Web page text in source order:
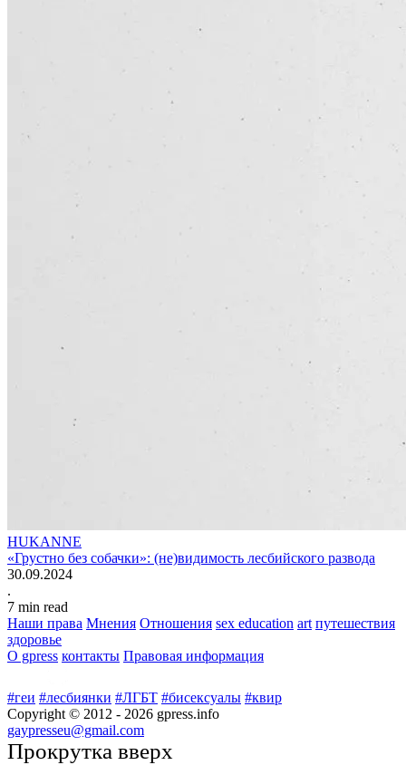
HUKANNE
«Грустно без собачки»: (не)видимость лесбийского развода
30.09.2024
.
7 min read
Наши права Мнения Отношения sex education art путешествия
здоровье
О gpress контакты Правовая информация
#геи #лесбиянки #ЛГБТ #бисексуалы #квир
Copyright © 2012 - 2026 gpress.info
gaypresseu@gmail.com
Прокрутка вверх